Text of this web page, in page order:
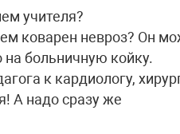
учителя?
коварен невроз? Он
на больничную койку.
к кардиологу,
А надо сразу же